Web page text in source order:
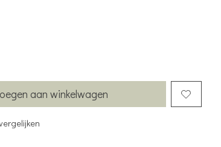
aan winkelwagen